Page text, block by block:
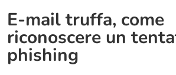
E-mail truffa, come
riconoscere un
phishing